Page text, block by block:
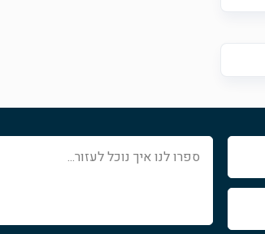
ספרו
לנו